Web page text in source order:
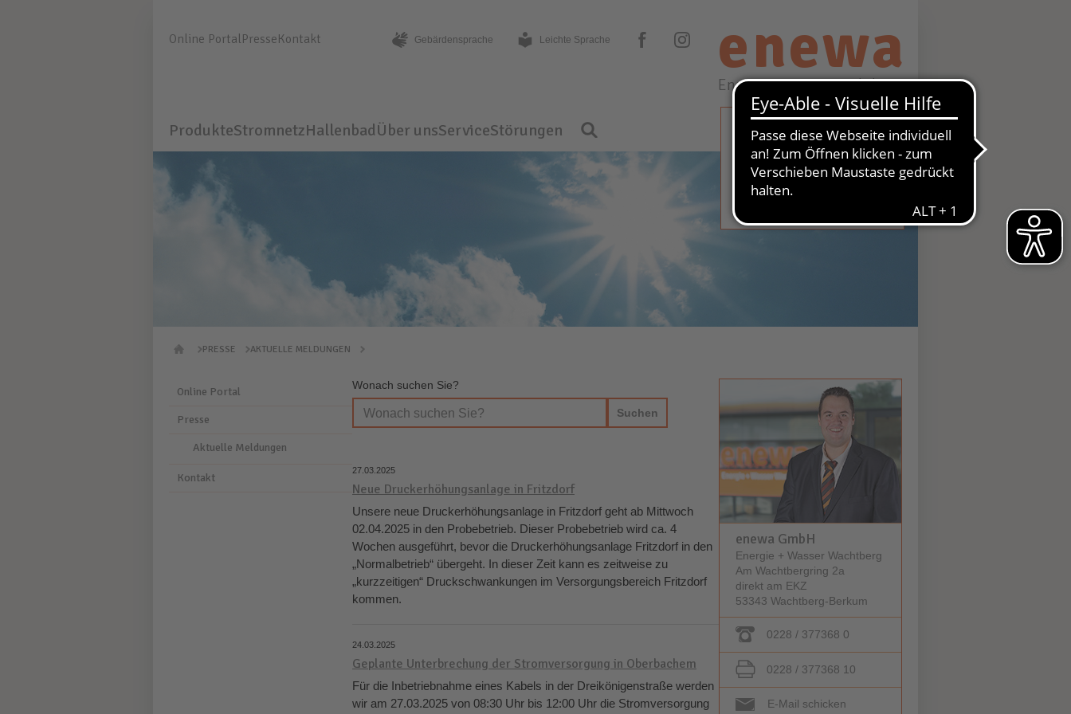
enewa
Energie + Wasser Wachtberg
Online PortalPresseKontakt Gebärden­sprache Leichte Sprache facebook instagram
ProdukteStromnetzHallenbadÜber unsServiceStörungen
STROM
GAS
WASSER
PRESSE AKTUELLE MELDUNGEN
Online Portal
Presse
Aktuelle Meldungen
Kontakt
Wonach suchen Sie?
27.03.2025
Neue Druckerhöhungsanlage in Fritzdorf
Unsere neue Druckerhöhungsanlage in Fritzdorf geht ab Mittwoch
02.04.2025 in den Probebetrieb. Dieser Probebetrieb wird ca. 4
Wochen ausgeführt, bevor die Druckerhöhungsanlage Fritzdorf in den
„Normalbetrieb“ übergeht. In dieser Zeit kann es zeitweise zu
„kurzzeitigen“ Druckschwankungen im Versorgungsbereich Fritzdorf
kommen.
24.03.2025
Geplante Unterbrechung der Stromversorgung in Oberbachem
Für die Inbetriebnahme eines Kabels in der Dreikönigenstraße werden
wir am 27.03.2025 von 08:30 Uhr bis 12:00 Uhr die Stromversorgung
enewa GmbH
Energie + Wasser Wachtberg
Am Wachtbergring 2a
direkt am EKZ
53343 Wachtberg-Berkum
0228 / 377368 0
0228 / 377368 10
E-Mail schicken